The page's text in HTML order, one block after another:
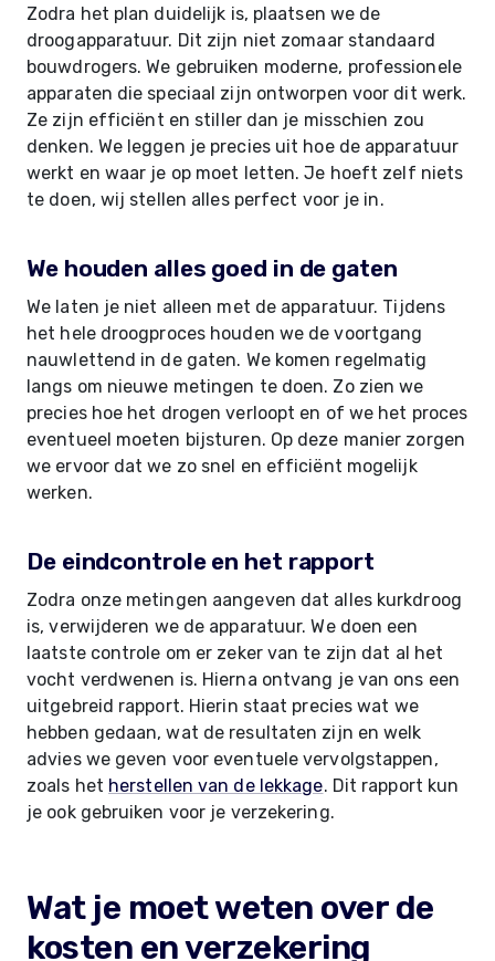
Zodra het plan duidelijk is, plaatsen we de
droogapparatuur. Dit zijn niet zomaar standaard
bouwdrogers. We gebruiken moderne, professionele
apparaten die speciaal zijn ontworpen voor dit werk.
Ze zijn efficiënt en stiller dan je misschien zou
denken. We leggen je precies uit hoe de apparatuur
werkt en waar je op moet letten. Je hoeft zelf niets
te doen, wij stellen alles perfect voor je in.
We houden alles goed in de gaten
We laten je niet alleen met de apparatuur. Tijdens
het hele droogproces houden we de voortgang
nauwlettend in de gaten. We komen regelmatig
langs om nieuwe metingen te doen. Zo zien we
precies hoe het drogen verloopt en of we het proces
eventueel moeten bijsturen. Op deze manier zorgen
we ervoor dat we zo snel en efficiënt mogelijk
werken.
De eindcontrole en het rapport
Zodra onze metingen aangeven dat alles kurkdroog
is, verwijderen we de apparatuur. We doen een
laatste controle om er zeker van te zijn dat al het
vocht verdwenen is. Hierna ontvang je van ons een
uitgebreid rapport. Hierin staat precies wat we
hebben gedaan, wat de resultaten zijn en welk
advies we geven voor eventuele vervolgstappen,
zoals het herstellen van de lekkage. Dit rapport kun
je ook gebruiken voor je verzekering.
Wat je moet weten over de
kosten en verzekering